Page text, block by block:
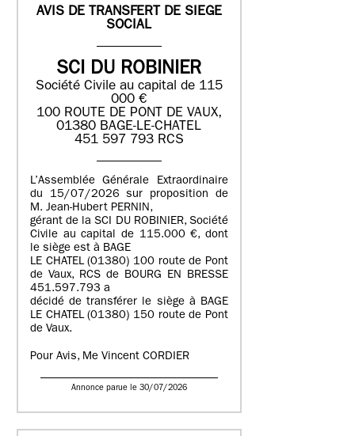
AVIS DE TRANSFERT DE SIEGE
SOCIAL
SCI DU ROBINIER
Société Civile au capital de 115
000 €
100 ROUTE DE PONT DE VAUX,
01380 BAGE-LE-CHATEL
451 597 793 RCS
L’Assemblée Générale Extraordinaire
du 15/07/2026 sur proposition de
M. Jean-Hubert PERNIN,
gérant de la SCI DU ROBINIER, Société
Civile au capital de 115.000 €, dont
le siège est à BAGE
LE CHATEL (01380) 100 route de Pont
de Vaux, RCS de BOURG EN BRESSE
451.597.793 a
décidé de transférer le siège à BAGE
LE CHATEL (01380) 150 route de Pont
de Vaux.
Pour Avis, Me Vincent CORDIER
Annonce parue le 30/07/2026